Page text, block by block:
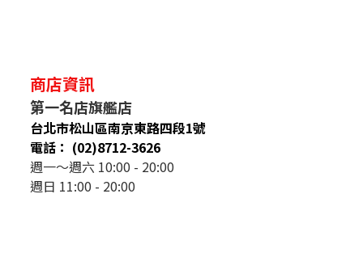
商店資訊
第一名店旗艦店
台北市松山區南京東路四段1號
電話： (02)8712-3626
週一～週六 10:00 - 20:00
週日 11:00 - 20:00